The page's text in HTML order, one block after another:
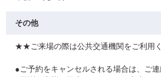
その他
★★ご来場の際は公共交通機関をご利用
●ご予約をキャンセルされる場合は、ご連